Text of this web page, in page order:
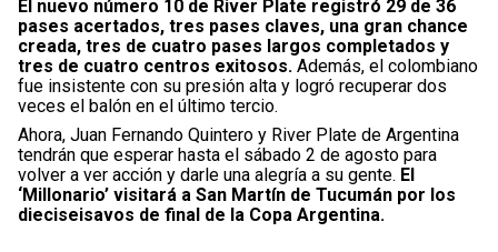
El nuevo número 10 de River Plate registró 29 de 36
pases acertados, tres pases claves, una gran chance
creada, tres de cuatro pases largos completados y
tres de cuatro centros exitosos. Además, el colombiano
fue insistente con su presión alta y logró recuperar dos
veces el balón en el último tercio.
Ahora, Juan Fernando Quintero y River Plate de Argentina
tendrán que esperar hasta el sábado 2 de agosto para
volver a ver acción y darle una alegría a su gente. El
‘Millonario’ visitará a San Martín de Tucumán por los
dieciseisavos de final de la Copa Argentina.